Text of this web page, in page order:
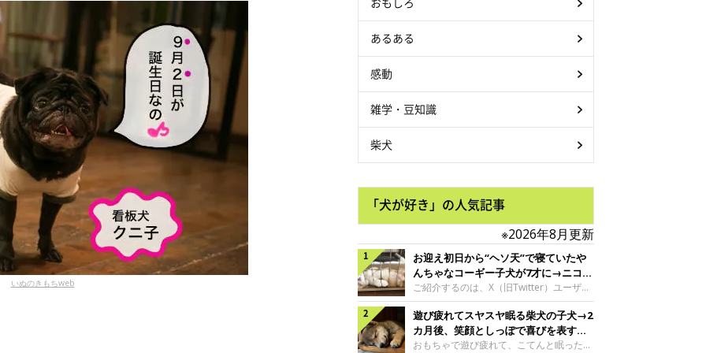
いぬのきもちweb
あるある
感動
雑学・豆知識
柴犬
「犬が好き」の人気記事
※2026年8月更新
お迎え初日から“ヘソ天”で寝ていたや
んちゃなコーギー子犬が7才に→ニコニ
コ“コーギースマイル”が魅力のコに成
長！
ご紹介するのは、X（旧Twitter）ユーザー
＠Kus1oKg2vsgdWS2さんの愛犬でウェル
シュ・コーギー・ペンブロークの神楽ちゃ
ん。今年の8月で7才になるという神楽ちゃ
んですが、いったいどんな子犬時代を過ご
遊び疲れてスヤスヤ眠る柴犬の子犬→2
カ月後、笑顔としっぽで喜びを表すコ
に成長！
おもちゃで遊び疲れて、こてんと眠った子